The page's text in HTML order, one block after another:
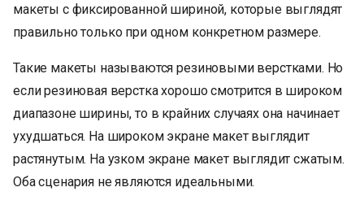
макеты с фиксированной шириной, которые выглядят
правильно только при одном конкретном размере.
Такие макеты называются резиновыми верстками. Но
если резиновая верстка хорошо смотрится в широком
диапазоне ширины, то в крайних случаях она начинает
ухудшаться. На широком экране макет выглядит
растянутым. На узком экране макет выглядит сжатым.
Оба сценария не являются идеальными.